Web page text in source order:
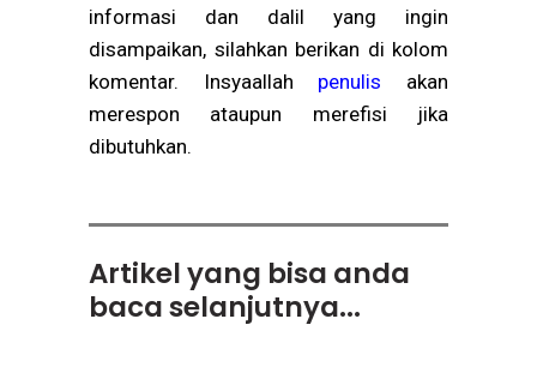
informasi dan dalil yang ingin
disampaikan, silahkan berikan di kolom
komentar. Insyaallah penulis akan
merespon ataupun merefisi jika
dibutuhkan.
Artikel yang bisa anda
baca selanjutnya...